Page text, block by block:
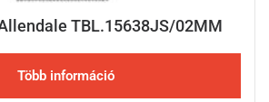
TBL.15638JS/02MM
Több információ